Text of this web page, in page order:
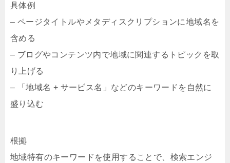
具体例
– ページタイトルやメタディスクリプションに地域名を
含める
– ブログやコンテンツ内で地域に関連するトピックを取
り上げる
– 「地域名 + サービス名」などのキーワードを自然に
盛り込む
根拠
地域特有のキーワードを使用することで、検索エンジ